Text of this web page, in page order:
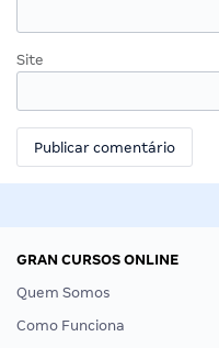
Site
GRAN CURSOS ONLINE
Quem Somos
Como Funciona